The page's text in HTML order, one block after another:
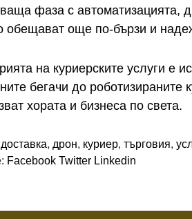
фаза с автоматизацията,
обещават още по-бързи и
на куриерските услуги е
бегачи до
хората и бизнеса по света.
доставка, дрон, куриер, търговия,
Facebook Twitter Linkedin